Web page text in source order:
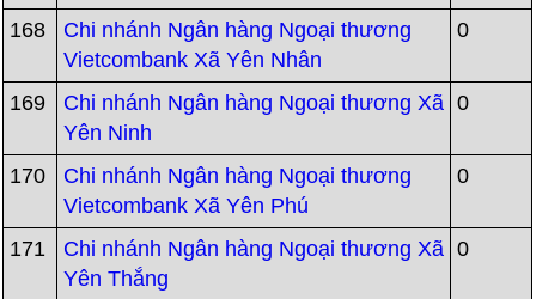
168
Chi nhánh Ngân hàng Ngoại thương
Vietcombank Xã Yên Nhân
0
169
Chi nhánh Ngân hàng Ngoại thương Xã
Yên Ninh
0
170
Chi nhánh Ngân hàng Ngoại thương
Vietcombank Xã Yên Phú
0
171
Chi nhánh Ngân hàng Ngoại thương Xã
Yên Thắng
0